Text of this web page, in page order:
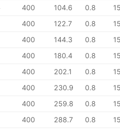
400 104.6 0.8
400 122.7 0.8
400 144.3 0.8
400 180.4 0.8
400 202.1 0.8
400 230.9 0.8
400 259.8 0.8
400 288.7 0.8